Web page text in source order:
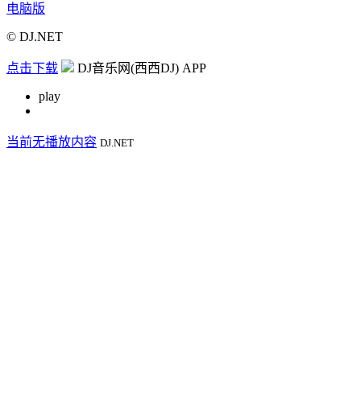
电脑版
© DJ.NET
点击下载 DJ音乐网(西西DJ) APP
play
当前无播放内容 DJ.NET